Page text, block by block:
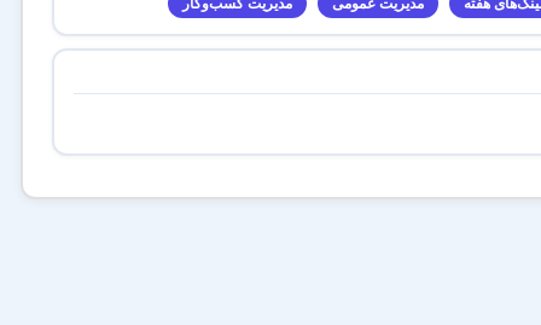
هفته مدیریت عمومی مدیریت کسب‌و‌کار